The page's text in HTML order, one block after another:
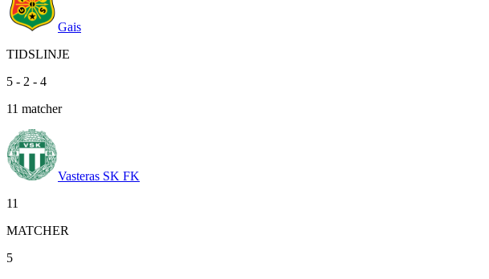
Gais
TIDSLINJE
5 - 2 - 4
11 matcher
Vasteras SK FK
11
MATCHER
5